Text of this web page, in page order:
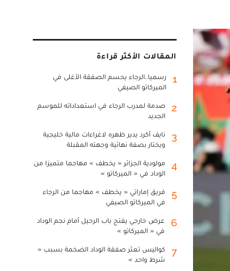
المقالات الأكثر قراءة
1
رسميا..الرجاء يحسم الصفقة الأغلى في
الميركاتو الصيفي
2
صدمة لمدرب الرجاء في استعداداته للموسم
الجديد
3
نايف أكرد يدير ظهره لاغراءات مالية خليجية
ويختار بصفة نهائية وجهته المقبلة
4
مولودية الجزائر « يخطف » مهاجما متميزا من
الوداد في « الميركاتو »
5
فريق إماراتي « يخطف » مهاجما من الرجاء
في الميركاتو الصيفي
6
عرض خارجي يفتح باب الرحيل أمام نجم الوداد
في « الميركاتو »
7
كواليس تعثر صفقة الوداد الضخمة بسبب «
شرط واحد »